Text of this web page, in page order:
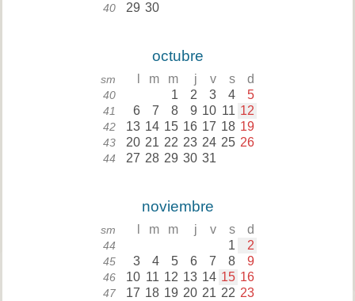
40 29 30
octubre
sm m m j v s d
40 1 2 3 4 5
41 6 7 8 9 10 11 12
42 13 14 15 16 17 18 19
43 20 21 22 23 24 25 26
44 27 28 29 30 31
noviembre
sm m m j v s d
44 1 2
45 3 4 5 6 7 8 9
46 10 11 12 13 14 15 16
47 17 18 19 20 21 22 23